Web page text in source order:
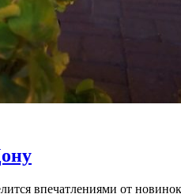
впечатлениями от